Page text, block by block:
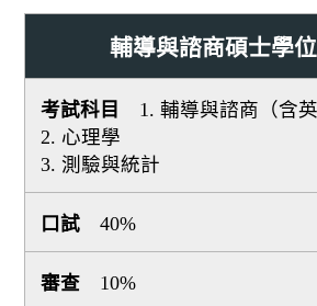
輔導與諮商碩士學
1. 輔導與諮商（含英
2. 心理學
3. 測驗與統計
40%
10%